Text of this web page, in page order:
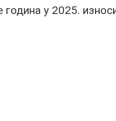
у 2025.